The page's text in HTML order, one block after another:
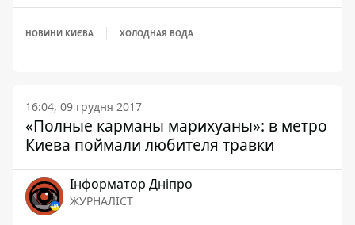
НОВИНИ КИЄВА ХОЛОДНАЯ ВОДА
16:04, 09 грудня 2017
«Полные карманы марихуаны»: в метро
Киева поймали любителя травки
Інформатор Дніпро
ЖУРНАЛІСТ